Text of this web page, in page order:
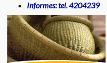
Informes: tel. 4204239